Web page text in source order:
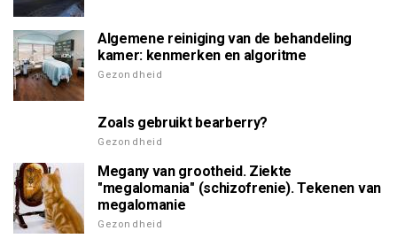
Algemene reiniging van de behandeling
kamer: kenmerken en algoritme
Gezondheid
Zoals gebruikt bearberry?
Gezondheid
Megany van grootheid. Ziekte
"megalomania" (schizofrenie). Tekenen van
megalomanie
Gezondheid